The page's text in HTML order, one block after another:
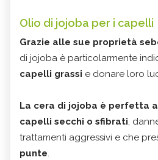
Olio di jojoba per i capelli
Grazie alle sue proprietà
di jojoba è particolarmente
capelli grassi e donare loro
La cera di jojoba è perfetta
capelli secchi o sfibrati,
trattamenti aggressivi e che
punte.